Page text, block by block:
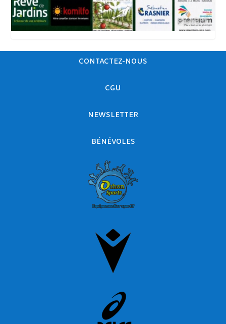
CONTACTEZ-NOUS
CGU
NEWSLETTER
BÉNÉVOLES